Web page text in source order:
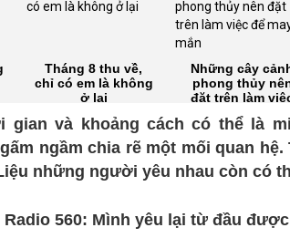
Tháng 8 thu về,
chỉ có em là không
ở lại
Những cây
phong thủy
đặt trên làm
gian và khoảng cách có thể là
ngầm chia rẽ một mối quan
những người yêu nhau còn có